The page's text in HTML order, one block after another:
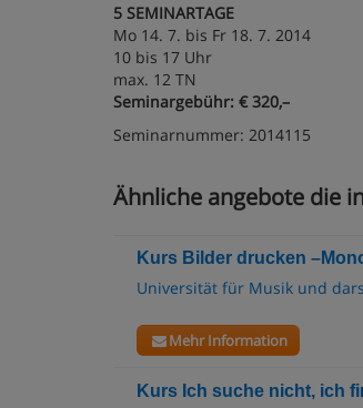
5 SEMINARTAGE
Mo 14. 7. bis Fr 18. 7. 2014
10 bis 17 Uhr
max. 12 TN
Seminargebühr: € 320,–
Seminarnummer: 2014115
Ähnliche angebote die
Kurs Bilder drucken
Universität für Musik und
Mehr Information
Kurs Ich suche nicht, ich